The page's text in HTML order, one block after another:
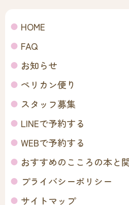
HOME
FAQ
お知らせ
ペリカン便り
スタッフ募集
LINEで予約する
WEBで予約する
おすすめのこころの本と
プライバシーポリシー
サイトマップ